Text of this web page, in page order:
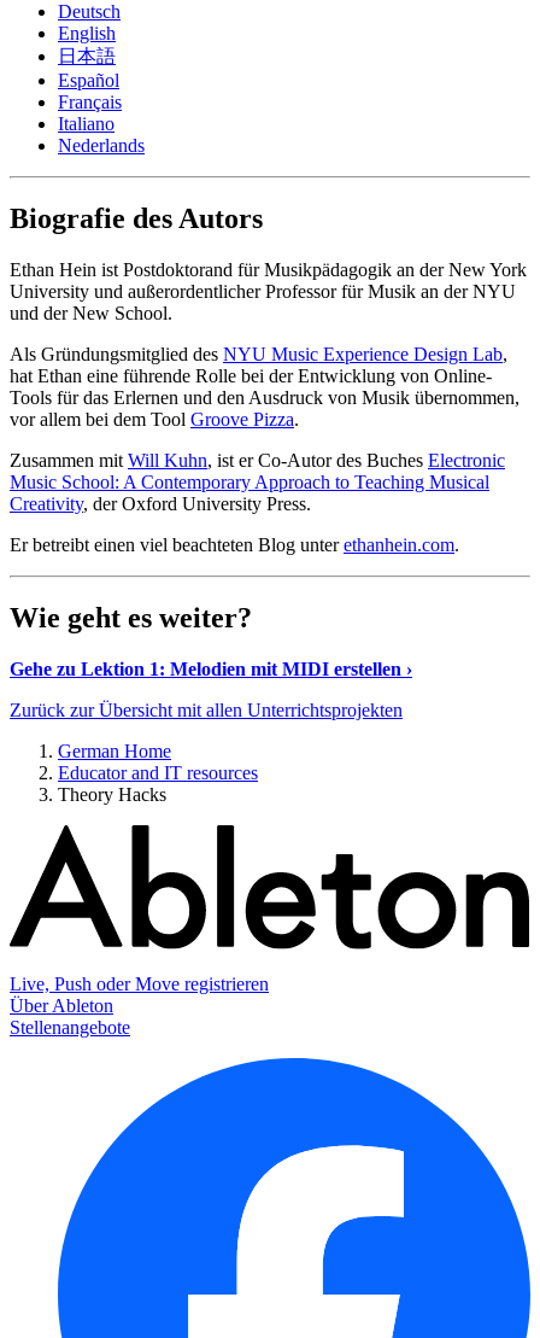
Deutsch
English
日本語
Español
Français
Italiano
Nederlands
Biografie des Autors
Ethan Hein ist Postdoktorand für Musikpädagogik an der New York
University und außerordentlicher Professor für Musik an der NYU
und der New School.
Als Gründungsmitglied des NYU Music Experience Design Lab,
hat Ethan eine führende Rolle bei der Entwicklung von Online-
Tools für das Erlernen und den Ausdruck von Musik übernommen,
vor allem bei dem Tool Groove Pizza.
Zusammen mit Will Kuhn, ist er Co-Autor des Buches Electronic
Music School: A Contemporary Approach to Teaching Musical
Creativity, der Oxford University Press.
Er betreibt einen viel beachteten Blog unterethanhein.com.
Wie geht es weiter?
Gehe zu Lektion 1: Melodien mit MIDI erstellen ›
Zurück zur Übersicht mit allen Unterrichtsprojekten
German Home
Educator and IT resources
Theory Hacks
Live, Push oder Move registrieren
Über Ableton
Stellenangebote